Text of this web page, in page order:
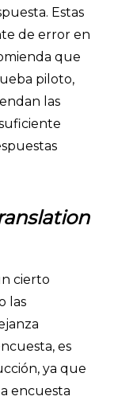
Estas
de error en
que
piloto,
las
cierto
las
es
ya que
encuesta